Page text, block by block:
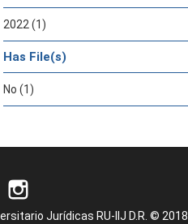
2022 (1)
Has File(s)
No (1)
Jurídicas RU-IIJ D.R. © 2018.